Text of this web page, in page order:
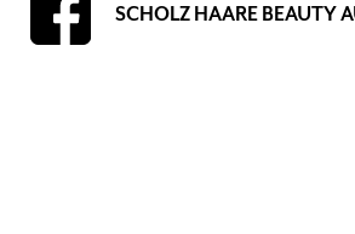
SCHOLZ HAARE BEAUTY